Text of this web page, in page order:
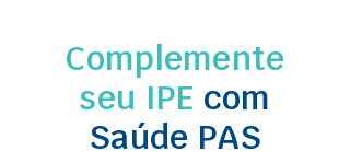
Complemente
seu IPE com
Saúde PAS